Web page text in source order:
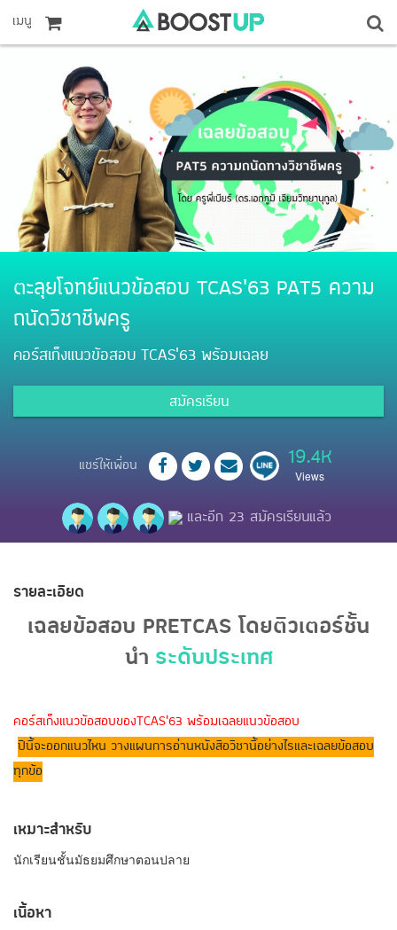
เมนู
ตะลุยโจทย์แนวข้อสอบ TCAS’63 PAT5 ความ
ถนัดวิชาชีพครู
คอร์สเก็งแนวข้อสอบ TCAS'63 พร้อมเฉลย
สมัครเรียน
แชร์ให้เพื่อน 19.4K
Views
และอีก 23 สมัครเรียนแล้ว
รายละเอียด
เฉลยข้อสอบ PRETCAS โดยติวเตอร์ชั้น
นำ ระดับประเทศ
คอร์สเก็งแนวข้อสอบของTCAS'63 พร้อมเฉลยแนวข้อสอบ
ปีนี้จะออกแนวไหน วางแผนการอ่านหนังสือวิชานี้อย่างไรและเฉลยข้อสอบ
ทุกข้อ
เหมาะสำหรับ
นักเรียนชั้นมัธยมศึกษาตอนปลาย
เนื้อหา